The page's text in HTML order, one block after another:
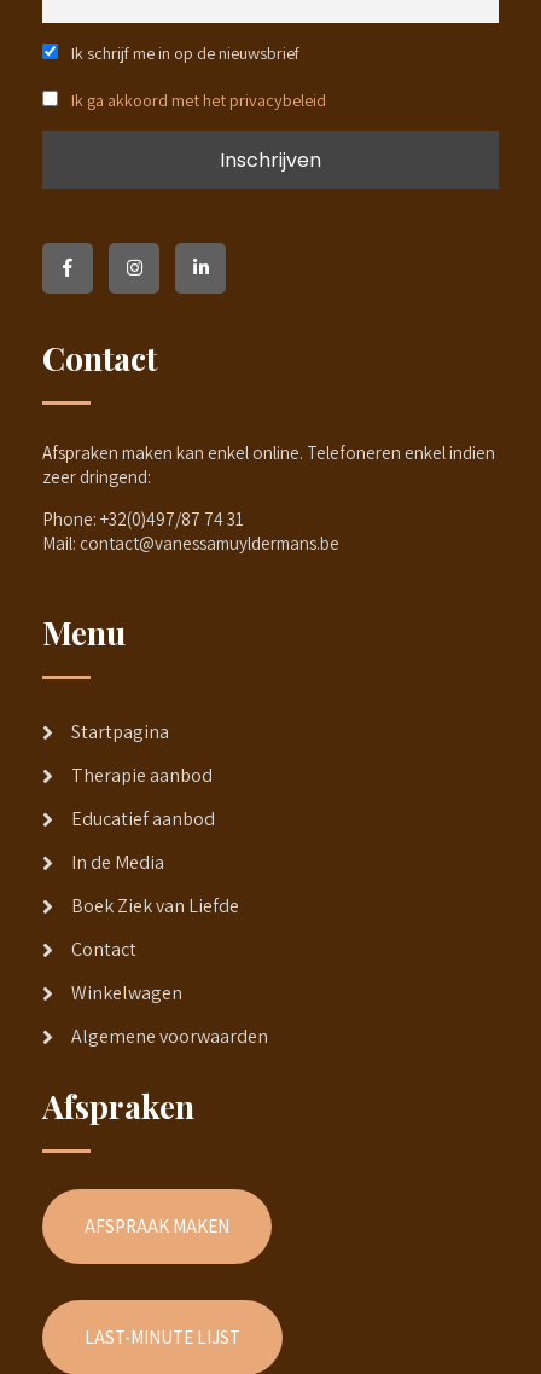
Ik schrijf me in op de nieuwsbrief
Ik ga akkoord met het privacybeleid
Contact
Afspraken maken kan enkel online. Telefoneren enkel indien
zeer dringend:
Phone: +32(0)497/87 74 31
Mail: contact@vanessamuyldermans.be
Menu
Startpagina
Therapie aanbod
Educatief aanbod
In de Media
Boek Ziek van Liefde
Contact
Winkelwagen
Algemene voorwaarden
Afspraken
AFSPRAAK MAKEN
LAST-MINUTE LIJST